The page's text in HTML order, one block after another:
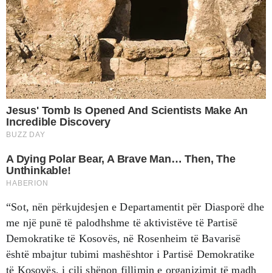
“Sot, nën përkujdesjen e Departamentit për Diasporë dhe
me një punë të palodhshme të aktivistëve të Partisë
Demokratike të Kosovës, në Rosenheim të Bavarisë
është mbajtur tubimi mashështor i Partisë Demokratike
të Kosovës, i cili shënon fillimin e organizimit të madh